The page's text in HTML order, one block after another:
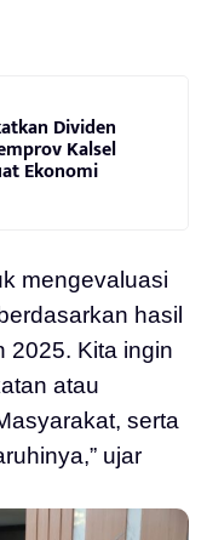
Dividen
Kalsel
Ekonomi
mengevaluasi
hasil
2025. Kita ingin
atau
serta
ujar